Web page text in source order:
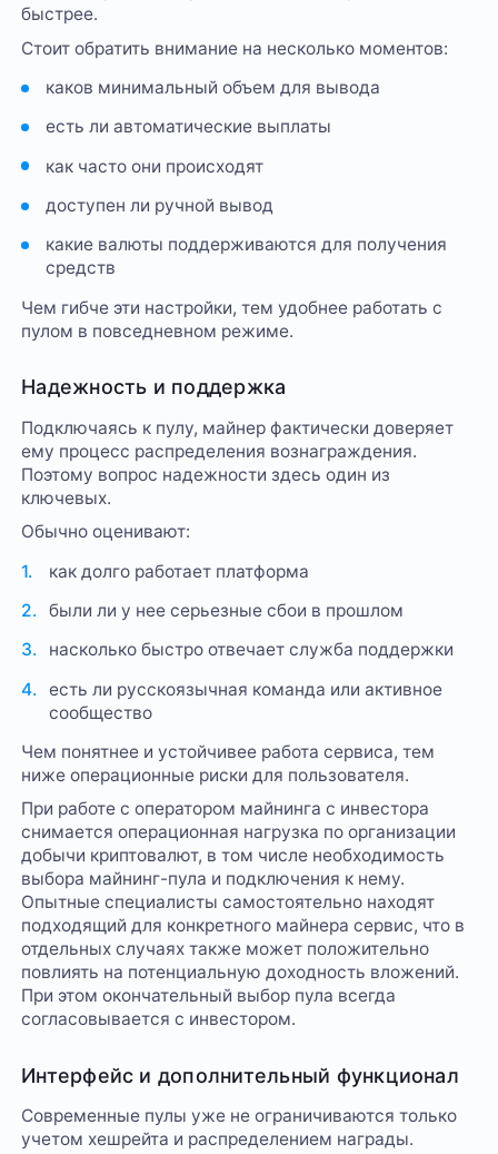
быстрее.
Стоит обратить внимание на несколько моментов:
каков минимальный объем для вывода
есть ли автоматические выплаты
как часто они происходят
доступен ли ручной вывод
какие валюты поддерживаются для получения
средств
Чем гибче эти настройки, тем удобнее работать с
пулом в повседневном режиме.
Надежность и поддержка
Подключаясь к пулу, майнер фактически доверяет
ему процесс распределения вознаграждения.
Поэтому вопрос надежности здесь один из
ключевых.
Обычно оценивают:
как долго работает платформа
были ли у нее серьезные сбои в прошлом
насколько быстро отвечает служба поддержки
есть ли русскоязычная команда или активное
сообщество
Чем понятнее и устойчивее работа сервиса, тем
ниже операционные риски для пользователя.
При работе с оператором майнинга с инвестора
снимается операционная нагрузка по организации
добычи криптовалют, в том числе необходимость
выбора майнинг-пула и подключения к нему.
Опытные специалисты самостоятельно находят
подходящий для конкретного майнера сервис, что в
отдельных случаях также может положительно
повлиять на потенциальную доходность вложений.
При этом окончательный выбор пула всегда
согласовывается с инвестором.
Интерфейс и дополнительный функционал
Современные пулы уже не ограничиваются только
учетом хешрейта и распределением награды.